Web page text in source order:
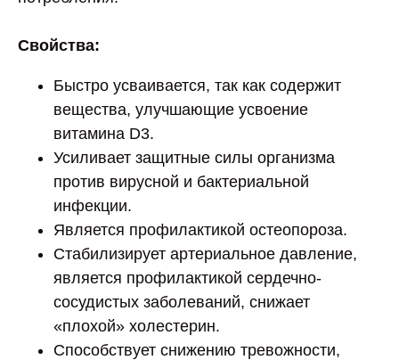
Свойства:
Быстро усваивается, так как содержит
вещества, улучшающие усвоение
витамина D3.
Усиливает защитные силы организма
против вирусной и бактериальной
инфекции.
Является профилактикой остеопороза.
Стабилизирует артериальное давление,
является профилактикой сердечно-
сосудистых заболеваний, снижает
«плохой» холестерин.
Способствует снижению тревожности,